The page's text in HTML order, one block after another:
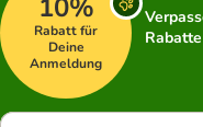
10%
Rabatt für
Deine
Anmeldung